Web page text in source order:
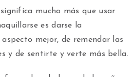
mucho más que usar
es darse la
mejor, de remendar las
y de sentirte y verte más bella.